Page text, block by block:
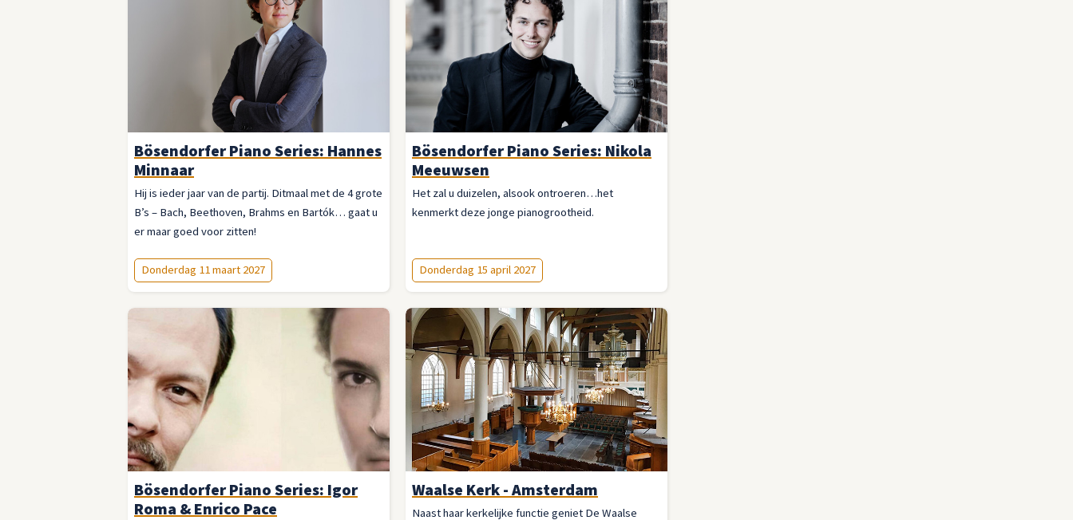
Bösendorfer Piano Series: Hannes
Minnaar
Hij is ieder jaar van de partij. Ditmaal met de 4 grote
B’s – Bach, Beethoven, Brahms en Bartók… gaat u
er maar goed voor zitten!
Donderdag 11 maart 2027
Bösendorfer Piano Series: Nikola
Meeuwsen
Het zal u duizelen, alsook ontroeren…het
kenmerkt deze jonge pianogrootheid.
Donderdag 15 april 2027
Bösendorfer Piano Series: Igor
Roma & Enrico Pace
Waalse Kerk - Amsterdam
Naast haar kerkelijke functie geniet De Waalse